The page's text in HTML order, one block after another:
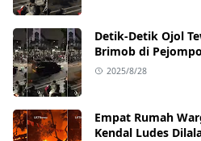
Detik-Detik Ojol
Brimob di
2025/8/28
Empat Rumah
Kendal Ludes